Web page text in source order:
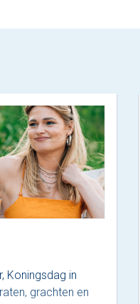
Koningsdag in
grachten en